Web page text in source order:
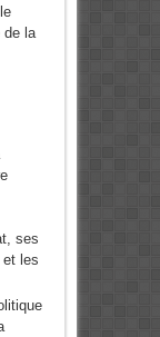
de la
ses
les